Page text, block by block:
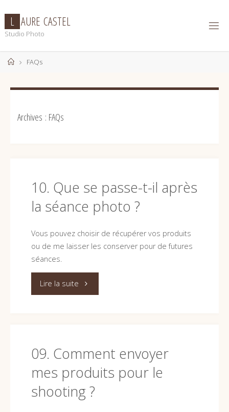
content
L AURE CASTEL
Studio Photo
HomeFAQs
Archives : FAQs
10. Que se passe-t-il après
la séance photo ?
Vous pouvez choisir de récupérer vos produits
ou de me laisser les conserver pour de futures
séances.
Lire la suite "10.
passe-
t-
il
09. Comment envoyer
mes produits pour le
shooting ?